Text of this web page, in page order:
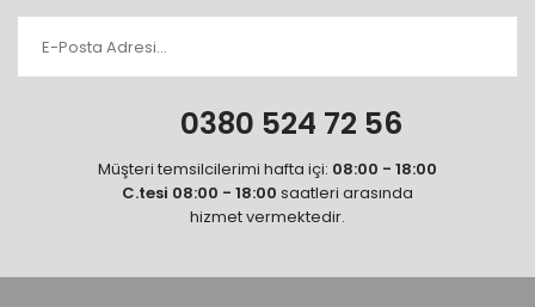
0380 524 72 56
Müşteri temsilcilerimi hafta içi: 08:00 - 18:00
C.tesi 08:00 - 18:00 saatleri arasında
hizmet vermektedir.